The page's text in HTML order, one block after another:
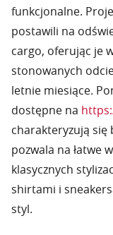
funkcjonalne.
postawili na
cargo, oferując je
stonowanych
letnie miesiące.
dostępne na
charakteryzują się
pozwala na łatwe
klasycznych
shirtami i
styl.